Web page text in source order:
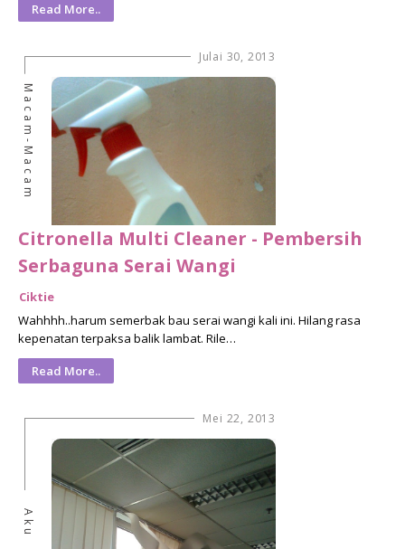
Read More..
Julai 30, 2013
Macam-Macam
Citronella Multi Cleaner - Pembersih
Serbaguna Serai Wangi
Ciktie
Wahhhh..harum semerbak bau serai wangi kali ini. Hilang rasa
kepenatan terpaksa balik lambat. Rile…
Read More..
Mei 22, 2013
Aku